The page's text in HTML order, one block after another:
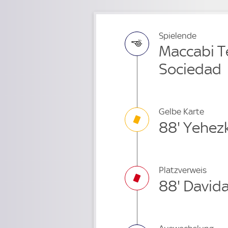
Spielende
Maccabi
Sociedad
Gelbe Karte
88'
Platzverweis
88'